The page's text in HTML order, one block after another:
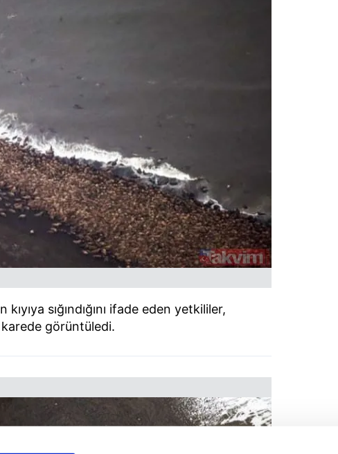
sığındığını ifade eden yetkililer,
karede görüntüledi.